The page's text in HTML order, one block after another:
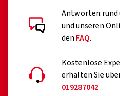
Antworten rund
und unseren
den FAQ.
Kostenlose
erhalten Sie
019287042